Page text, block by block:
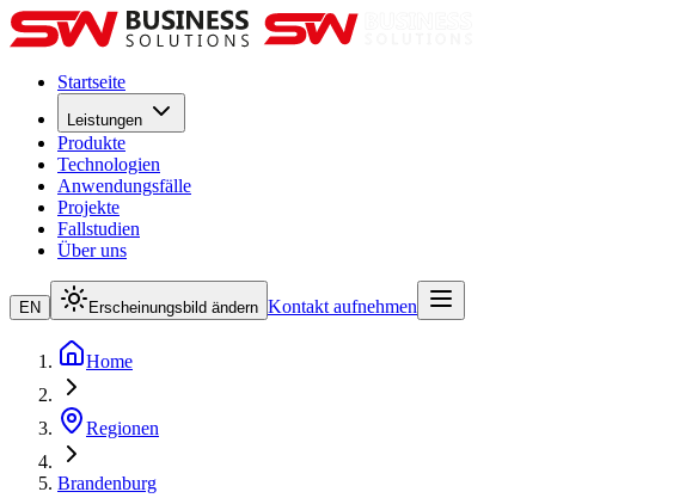
Startseite
Leistungen
Produkte
Technologien
Anwendungsfälle
Projekte
Fallstudien
Über uns
EN Erscheinungsbild ändern Kontakt aufnehmen
Home
Regionen
Brandenburg